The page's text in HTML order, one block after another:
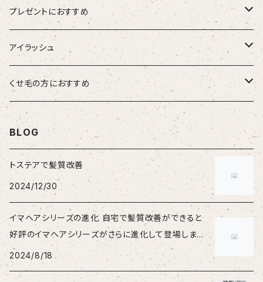
hairU ハイル
エステプロラボ
プレゼントにおすすめ
大人女性
男性
女性
アイラッシュ
HSC強髪
くせ毛の方におすすめ
suwae（スワエ）
BLOG
トステアで髪質改善
2024/12/30
イマヘアシリーズの進化 自宅で髪質改善ができると
好評のイマヘアシリーズがさらに進化して登場しまし
た。
2024/8/18